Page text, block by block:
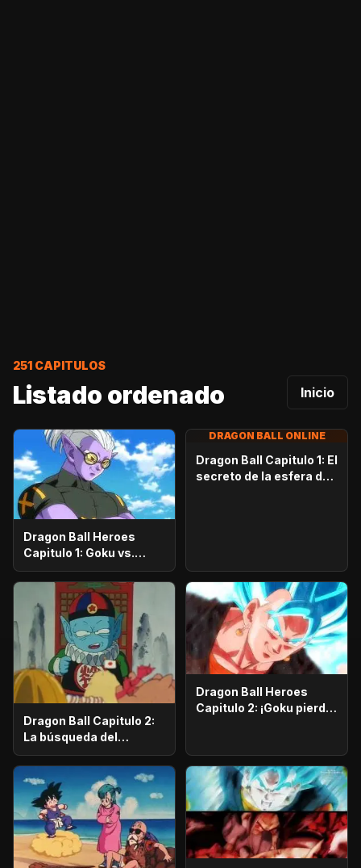
251 CAPITULOS
Listado ordenado Inicio
Dragon Ball Heroes
Capitulo 1: Goku vs.
Goku. Inicia una
apasionante batalla en
la prisión planetaria!
DRAGON BALL ONLINE
Dragon Ball Capitulo 1: El
secreto de la esfera del
Dragon Ball Capitulo 2:
La búsqueda del
emperador
Dragon Ball Heroes
Capitulo 2: ¡Goku pierde